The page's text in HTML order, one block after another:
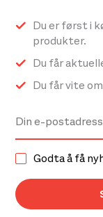
Du er først i
produkter.
Du får
Du får vite
Godta å få